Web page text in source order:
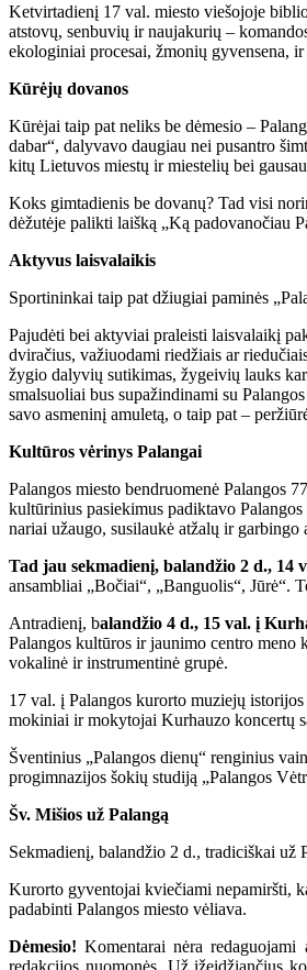
Ketvirtadienį 17 val. miesto viešojoje
atstovų, senbuvių ir naujakurių –
ekologiniai procesai, žmonių gyvensena,
Kūrėjų dovanos
Kūrėjai taip pat neliks be dėmesio –
dabar“, dalyvavo daugiau nei pusantro
kitų Lietuvos miestų ir miestelių bei
Koks gimtadienis be dovanų? Tad visi
dėžutėje palikti laišką „Ką padovanočiau
Aktyvus laisvalaikis
Sportininkai taip pat džiugiai paminės
Pajudėti bei aktyviai praleisti laisvalaikį
dviračius, važiuodami riedžiais ar
žygio dalyvių sutikimas, žygeivių lauks
smalsuoliai bus supažindinami su
savo asmeninį amuletą, o taip pat –
Kultūros vėrinys Palangai
Palangos miesto bendruomenė Palangos
kultūrinius pasiekimus padiktavo
nariai užaugo, susilaukė atžalų ir
Tad jau sekmadienį, balandžio 2 d., 14
ansambliai „Bočiai“, „Banguolis“, Jūrė“.
Antradienį, balandžio 4 d., 15 val. į
Palangos kultūros ir jaunimo centro
vokalinė ir instrumentinė grupė.
17 val. į Palangos kurorto muziejų
mokiniai ir mokytojai Kurhauzo koncertų
Šventinius „Palangos dienų“ renginius
progimnazijos šokių studiją „Palangos
Šv. Mišios už Palangą
Sekmadienį, balandžio 2 d., tradiciškai už
Kurorto gyventojai kviečiami nepamiršti,
padabinti Palangos miesto vėliava.
Dėmesio! Komentarai nėra
redakcijos nuomonės. Už įžeidžiančius